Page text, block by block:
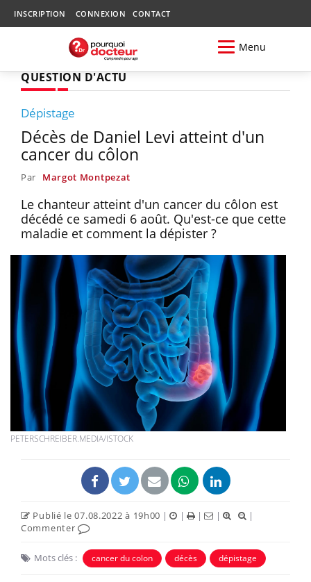
INSCRIPTION CONNEXION CONTACT
Menu
QUESTION D'ACTU
Dépistage
Décès de Daniel Levi atteint d'un
cancer du côlon
Par Margot Montpezat
Le chanteur atteint d'un cancer du côlon est
décédé ce samedi 6 août. Qu'est-ce que cette
maladie et comment la dépister ?
PETERSCHREIBER.MEDIA/ISTOCK
Publié le 07.08.2022 à 19h00 | | | |
|
Commenter
Mots clés : cancer du colon décès dépistage